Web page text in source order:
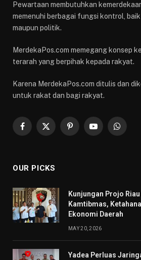
Pewartaan membutuhkan
memenuhi berbagai fungsi kontrol, baik
maupun politik.
MerdekaPos.com memegang konsep
terarah yang berpihak kepada rakyat.
Karena MerdekaPos.com ditulis dan
untuk rakat dan bagi rakyat.
Facebook
X
PinterestYouTube
OUR PICKS
Kunjungan Projo
Kamtibmas,
Ekonomi Daerah
MAY 20, 2026
Yadea Perluas